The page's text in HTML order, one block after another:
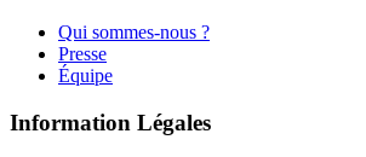
Qui sommes-nous ?
Presse
Équipe
Information Légales